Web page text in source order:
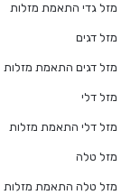
מזל גדי התאמת מזלות
מזל דגים
מזל דגים התאמת מזלות
מזל דלי
מזל דלי התאמת מזלות
מזל טלה
מזל טלה התאמת מזלות